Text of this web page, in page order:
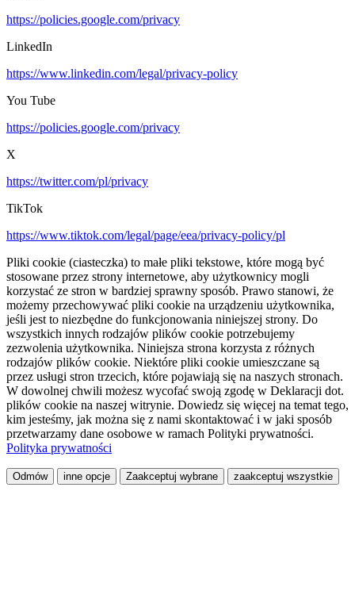
https://policies.google.com/privacy
LinkedIn
https://www.linkedin.com/legal/privacy-policy
You Tube
https://policies.google.com/privacy
X
https://twitter.com/pl/privacy
TikTok
https://www.tiktok.com/legal/page/eea/privacy-policy/pl
Pliki cookie (ciasteczka) to małe pliki tekstowe, które mogą być
stosowane przez strony internetowe, aby użytkownicy mogli
korzystać ze stron w bardziej sprawny sposób. Prawo stanowi, że
możemy przechowywać pliki cookie na urządzeniu użytkownika,
jeśli jest to niezbędne do funkcjonowania niniejszej strony. Do
wszystkich innych rodzajów plików cookie potrzebujemy
zezwolenia użytkownika. Niniejsza strona korzysta z różnych
rodzajów plików cookie. Niektóre pliki cookie umieszczane są
przez usługi stron trzecich, które pojawiają się na naszych stronach.
W dowolnej chwili możesz wycofać swoją zgodę w Deklaracji dot.
plików cookie na naszej witrynie. Dowiedz się więcej na temat tego,
kim jesteśmy, jak można się z nami skontaktować i w jaki sposób
przetwarzamy dane osobowe w ramach Polityki prywatności.
Polityka prywatności
Odmów inne opcje Zaakceptuj wybrane zaakceptuj wszystkie